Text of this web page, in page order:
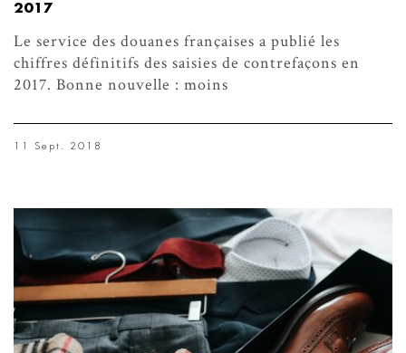
2017
Le service des douanes françaises a publié les
chiffres définitifs des saisies de contrefaçons en
2017. Bonne nouvelle : moins
11 Sept. 2018